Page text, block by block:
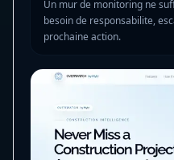
Un mur de monitoring ne
besoin de responsabilite,
prochaine action.